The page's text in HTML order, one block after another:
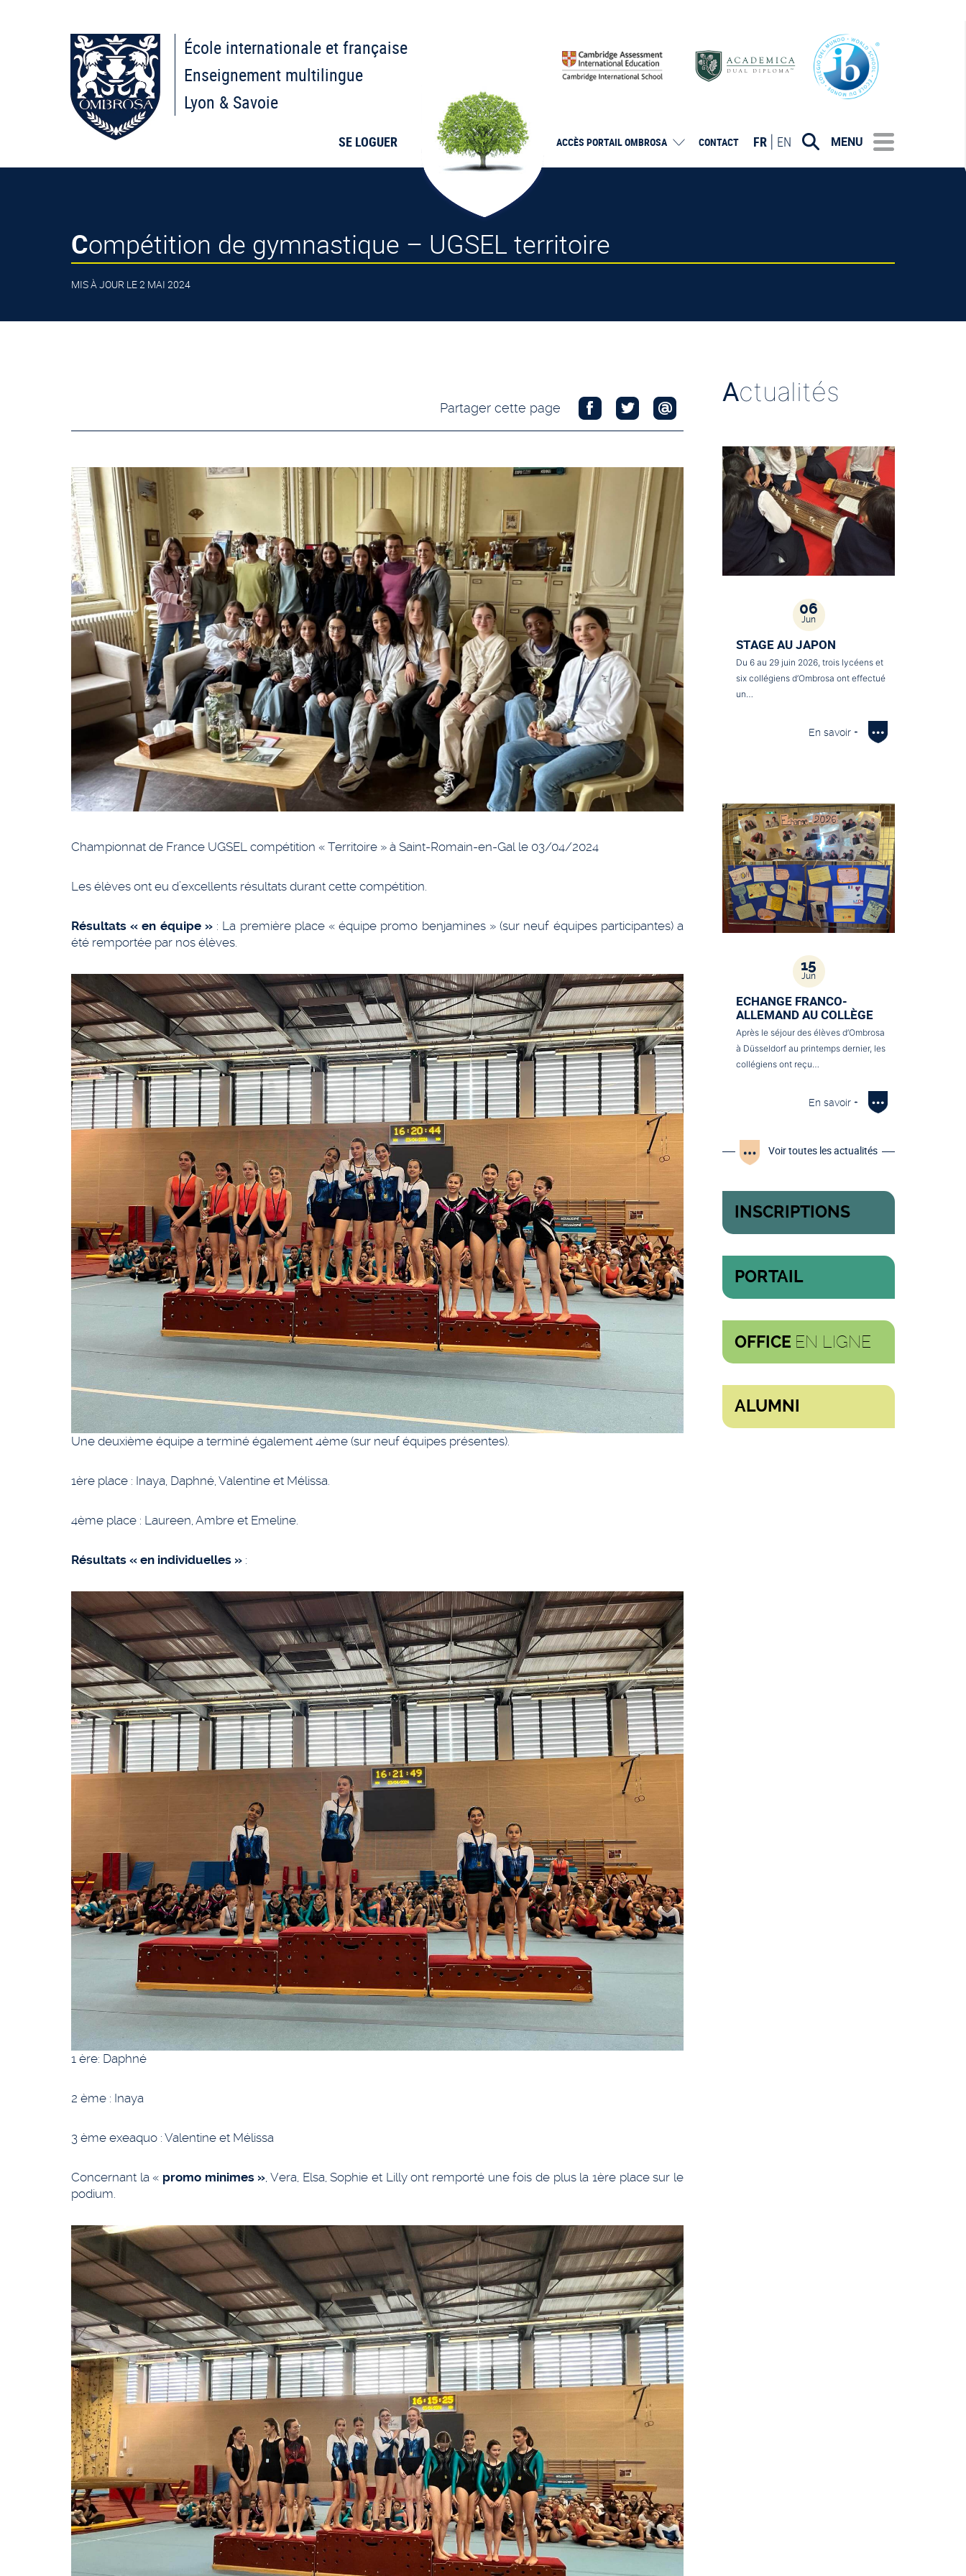
École internationale et française
Enseignement multilingue
Lyon & Savoie
SE LOGUER ACCÈS PORTAILOMBROSA CONTACT FR EN MENU
Compétition de gymnastique – UGSEL territoire
MIS À JOUR LE 2 MAI 2024
Partager cette page
Championnat de France UGSEL compétition « Territoire » à Saint-Romain-en-Gal le 03/04/2024
Les élèves ont eu d’excellents résultats durant cette compétition.
Résultats « en équipe »: La première place « équipe promo benjamines » (sur neuf équipes participantes) a
été remportée par nos élèves.
Une deuxième équipe a terminé également 4ème (sur neuf équipes présentes).
1ère place : Inaya, Daphné, Valentine et Mélissa.
4ème place : Laureen, Ambre et Emeline.
Résultats « en individuelles » :
1 ère: Daphné
2 ème : Inaya
3 ème exeaquo : Valentine et Mélissa
Concernant la « promo minimes », Vera, Elsa, Sophie et Lilly ont remporté une fois de plus la 1ère place sur le
podium.
Actualités
06
Jun
STAGE AU JAPON
Du 6 au 29 juin 2026, trois lycéens et
six collégiens d’Ombrosa ont effectué
un…
En savoir +
15
Jun
ECHANGE FRANCO-
ALLEMAND AU COLLÈGE
Après le séjour des élèves d’Ombrosa
à Düsseldorf au printemps dernier, les
collégiens ont reçu…
En savoir +
Voir toutes les actualités
INSCRIPTIONS
PORTAIL
OFFICE EN LIGNE
ALUMNI